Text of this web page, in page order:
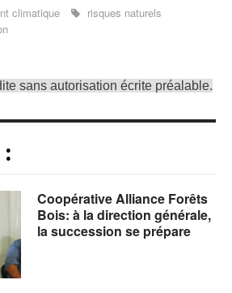
climatique
risques naturels
sans autorisation écrite préalable.
Coopérative Alliance Forêts
Bois: à la direction générale,
la succession se prépare